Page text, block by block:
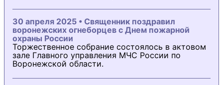
30 апреля 2025 • Священник поздравил
воронежских огнеборцев с Днем пожарной
охраны России
Торжественное собрание состоялось в актовом
зале Главного управления МЧС России по
Воронежской области.